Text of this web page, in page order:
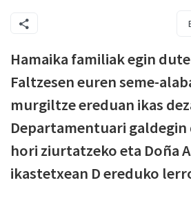
Hamaika familiak egin
Faltzesen euren seme-
murgiltze ereduan ikas
Departamentuari
hori ziurtatzeko eta Doña
ikastetxean D ereduko